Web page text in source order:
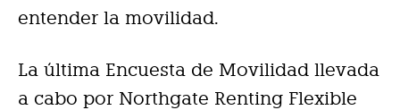
entender la movilidad.
La última Encuesta de Movilidad llevada
a cabo por Northgate Renting Flexible